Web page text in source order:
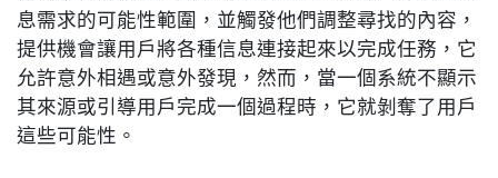
息需求的可能性範圍，並觸發他們調整尋找的內容，
提供機會讓用戶將各種信息連接起來以完成任務，它
允許意外相遇或意外發現，然而，當一個系統不顯示
其來源或引導用戶完成一個過程時，它就剝奪了用戶
這些可能性。